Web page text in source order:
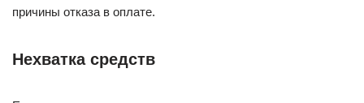
причины отказа в оплате.
Нехватка средств